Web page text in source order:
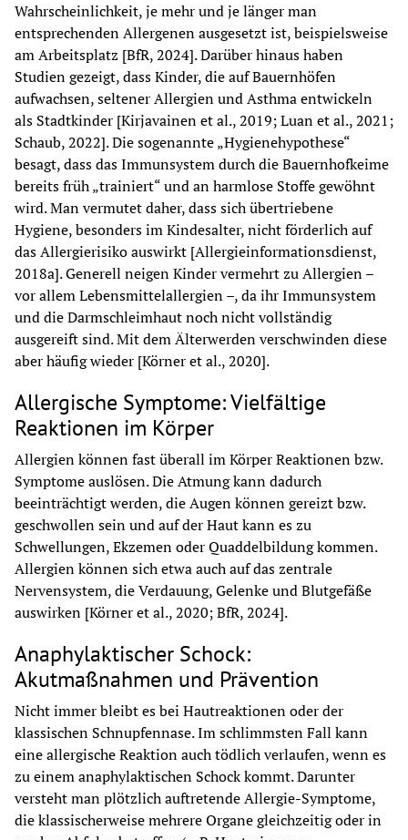
Wahrscheinlichkeit, je mehr und je länger man
entsprechenden Allergenen ausgesetzt ist, beispielsweise
am Arbeitsplatz [BfR, 2024]. Darüber hinaus haben
Studien gezeigt, dass Kinder, die auf Bauernhöfen
aufwachsen, seltener Allergien und Asthma entwickeln
als Stadtkinder [Kirjavainen et al., 2019; Luan et al., 2021;
Schaub, 2022]. Die sogenannte „Hygienehypothese“
besagt, dass das Immunsystem durch die Bauernhofkeime
bereits früh „trainiert“ und an harmlose Stoffe gewöhnt
wird. Man vermutet daher, dass sich übertriebene
Hygiene, besonders im Kindesalter, nicht förderlich auf
das Allergierisiko auswirkt [Allergieinformationsdienst,
2018a]. Generell neigen Kinder vermehrt zu Allergien –
vor allem Lebensmittelallergien –, da ihr Immunsystem
und die Darmschleimhaut noch nicht vollständig
ausgereift sind. Mit dem Älterwerden verschwinden diese
aber häufig wieder [Körner et al., 2020].
Allergische Symptome: Vielfältige
Reaktionen im Körper
Allergien können fast überall im Körper Reaktionen bzw.
Symptome auslösen. Die Atmung kann dadurch
beeinträchtigt werden, die Augen können gereizt bzw.
geschwollen sein und auf der Haut kann es zu
Schwellungen, Ekzemen oder Quaddelbildung kommen.
Allergien können sich etwa auch auf das zentrale
Nervensystem, die Verdauung, Gelenke und Blutgefäße
auswirken [Körner et al., 2020; BfR, 2024].
Anaphylaktischer Schock:
Akutmaßnahmen und Prävention
Nicht immer bleibt es bei Hautreaktionen oder der
klassischen Schnupfennase. Im schlimmsten Fall kann
eine allergische Reaktion auch tödlich verlaufen, wenn es
zu einem anaphylaktischen Schock kommt. Darunter
versteht man plötzlich auftretende Allergie-Symptome,
die klassischerweise mehrere Organe gleichzeitig oder in